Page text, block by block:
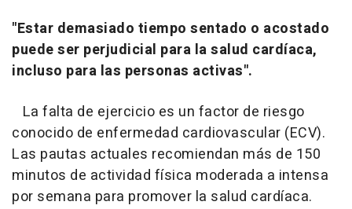
"Estar demasiado tiempo sentado o acostado
puede ser perjudicial para la salud cardíaca,
incluso para las personas activas".
La falta de ejercicio es un factor de riesgo
conocido de enfermedad cardiovascular (ECV).
Las pautas actuales recomiendan más de 150
minutos de actividad física moderada a intensa
por semana para promover la salud cardíaca.